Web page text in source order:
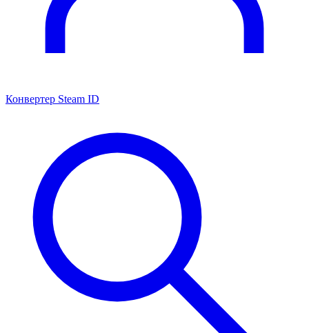
Конвертер Steam ID